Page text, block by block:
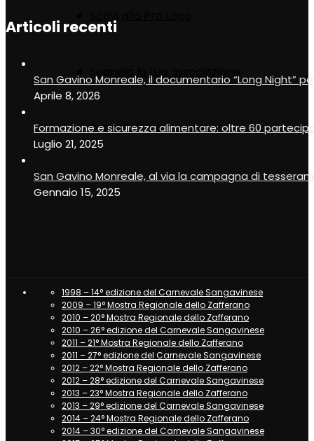
Segnala la tua associazione
Segnala il tuo evento
Articoli recenti
San Gavino Monreale, il documentario “Long Night”
Aprile 8, 2026
Formazione e sicurezza alimentare: oltre 60
Luglio 21, 2025
San Gavino Monreale, al via la campagna di
Gennaio 15, 2025
1998 – 14° edizione del Carnevale Sangavinese
2009 – 19° Mostra Regionale dello Zafferano
2010 – 20° Mostra Regionale dello Zafferano
2010 – 26° edizione del Carnevale Sangavinese
2011 – 21° Mostra Regionale dello Zafferano
2011 – 27° edizione del Carnevale Sangavinese
2012 – 22° Mostra Regionale dello Zafferano
2012 – 28° edizione del Carnevale Sangavinese
2013 – 23° Mostra Regionale dello Zafferano
2013 – 29° edizione del Carnevale Sangavinese
2014 – 24° Mostra Regionale dello Zafferano
2014 – 30° edizione del Carnevale Sangavinese